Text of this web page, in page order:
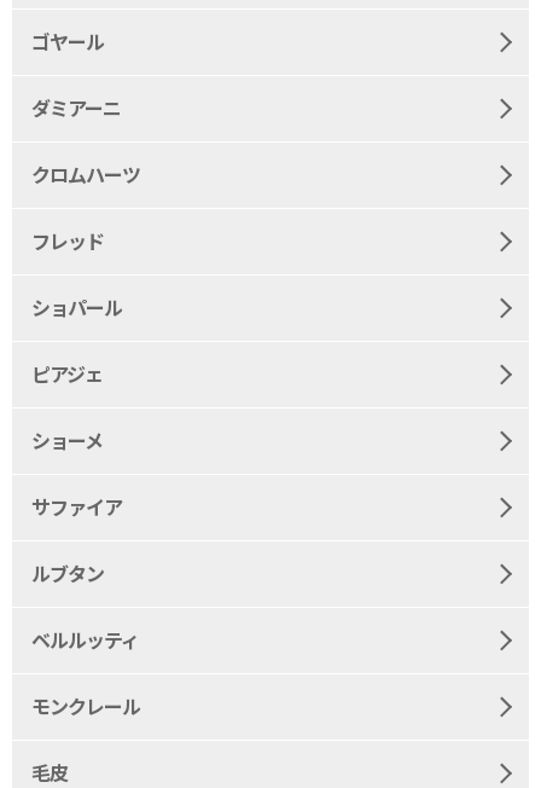
ゴヤール
ダミアーニ
クロムハーツ
フレッド
ショパール
ピアジェ
ショーメ
サファイア
ルブタン
ベルルッティ
モンクレール
毛皮